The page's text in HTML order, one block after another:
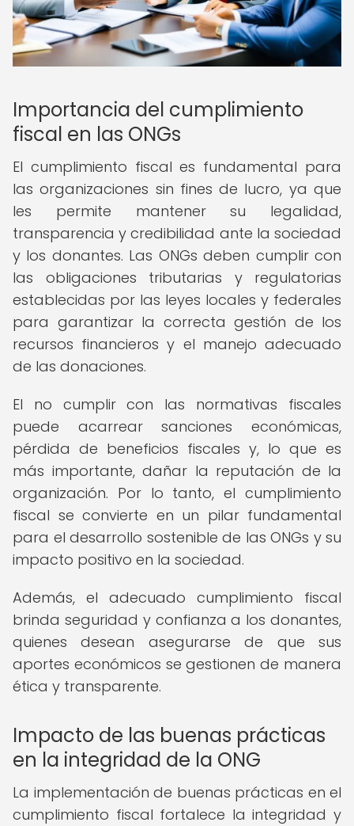
Importancia del cumplimiento
fiscal en las ONGs
El cumplimiento fiscal es fundamental para
las organizaciones sin fines de lucro, ya que
les permite mantener su legalidad,
transparencia y credibilidad ante la sociedad
y los donantes. Las ONGs deben cumplir con
las obligaciones tributarias y regulatorias
establecidas por las leyes locales y federales
para garantizar la correcta gestión de los
recursos financieros y el manejo adecuado
de las donaciones.
El no cumplir con las normativas fiscales
puede acarrear sanciones económicas,
pérdida de beneficios fiscales y, lo que es
más importante, dañar la reputación de la
organización. Por lo tanto, el cumplimiento
fiscal se convierte en un pilar fundamental
para el desarrollo sostenible de las ONGs y su
impacto positivo en la sociedad.
Además, el adecuado cumplimiento fiscal
brinda seguridad y confianza a los donantes,
quienes desean asegurarse de que sus
aportes económicos se gestionen de manera
ética y transparente.
Impacto de las buenas prácticas
en la integridad de la ONG
La implementación de buenas prácticas en el
cumplimiento fiscal fortalece la integridad y